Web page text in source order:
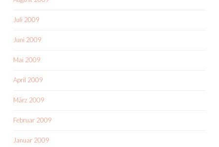
Juli 2009
Juni 2009
Mai 2009
April 2009
März 2009
Februar 2009
Januar 2009